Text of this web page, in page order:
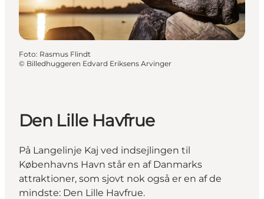
Foto: Rasmus Flindt
© Billedhuggeren Edvard Eriksens Arvinger
Den Lille Havfrue
På Langelinje Kaj ved indsejlingen til
Københavns Havn står en af Danmarks
attraktioner, som sjovt nok også er en af de
mindste: Den Lille Havfrue.